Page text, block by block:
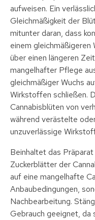
aufweisen. Ein
Gleichmäßigkeit der
mitunter daran, dass
einem gleichmäßigeren
über einen längeren
mangelhafter Pflege
gleichmäßiger Wuchs
Wirkstoffen schließen.
Cannabisblüten von
während verästelte
unzuverlässige
Beinhaltet das
Zuckerblätter der
auf eine mangelhafte
Anbaubedingungen,
Nachbearbeitung.
Gebrauch geeignet, da